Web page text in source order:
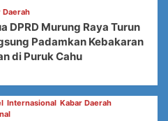
Daerah
DPRD Murung Raya Turun
Padamkan Kebakaran
di Puruk Cahu
Internasional Kabar Daerah